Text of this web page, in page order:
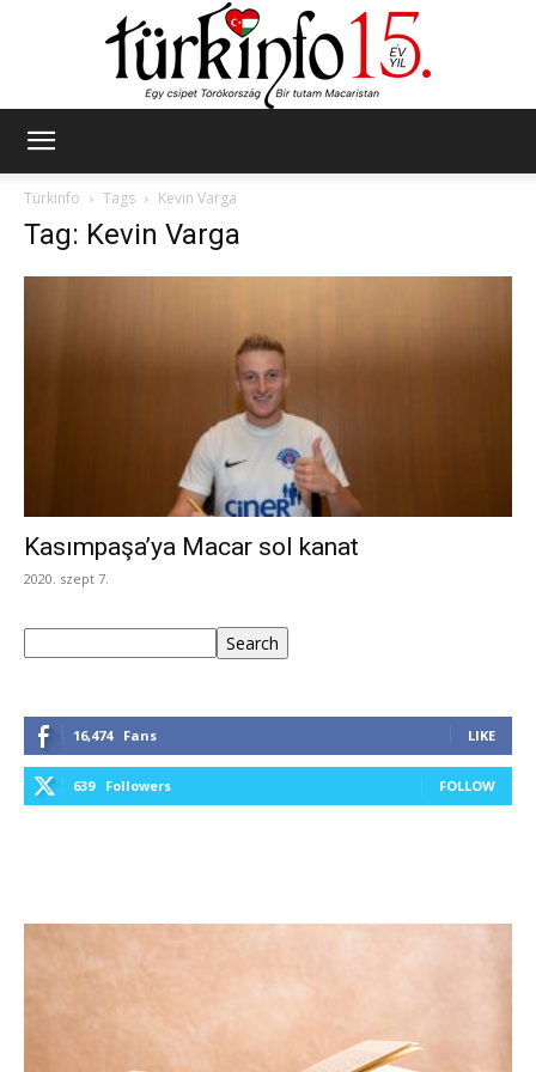
Türkinfo
Tags Kevin Varga
Tag: Kevin Varga
Kasımpaşa’ya Macar sol kanat
2020. szept 7.
Search
16,474 Fans LIKE
639 Followers FOLLOW